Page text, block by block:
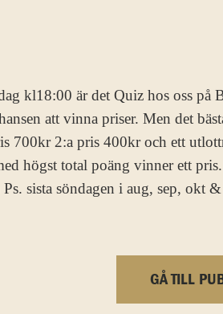
kl18:00 är det Quiz hos oss på
att vinna priser. Men det
700kr 2:a pris 400kr och ett
högst total poäng vinner ett
sista söndagen i aug, sep, okt
GÅ TILL